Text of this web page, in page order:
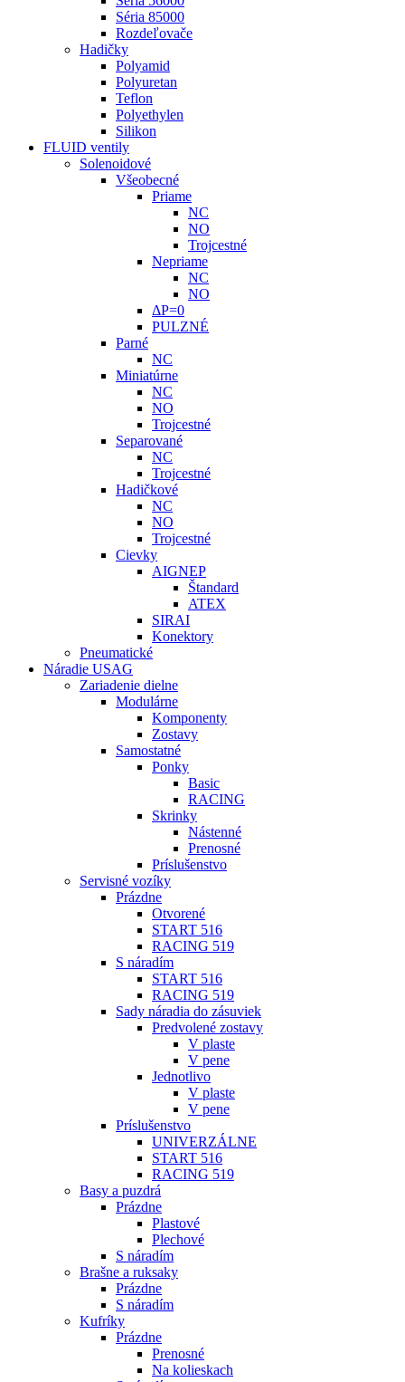
Séria 85000
Rozdeľovače
Hadičky
Polyamid
Polyuretan
Teflon
Polyethylen
Silikon
FLUID ventily
Solenoidové
Všeobecné
Priame
NC
NO
Trojcestné
Nepriame
NC
NO
ΔP=0
PULZNÉ
Parné
NC
Miniatúrne
NC
NO
Trojcestné
Separované
NC
Trojcestné
Hadičkové
NC
NO
Trojcestné
Cievky
AIGNEP
Štandard
ATEX
SIRAI
Konektory
Pneumatické
Náradie USAG
Zariadenie dielne
Modulárne
Komponenty
Zostavy
Samostatné
Ponky
Basic
RACING
Skrinky
Nástenné
Prenosné
Príslušenstvo
Servisné vozíky
Prázdne
Otvorené
START 516
RACING 519
S náradím
START 516
RACING 519
Sady náradia do zásuviek
Predvolené zostavy
V plaste
V pene
Jednotlivo
V plaste
V pene
Príslušenstvo
UNIVERZÁLNE
START 516
RACING 519
Basy a puzdrá
Prázdne
Plastové
Plechové
S náradím
Brašne a ruksaky
Prázdne
S náradím
Kufríky
Prázdne
Prenosné
Na kolieskach